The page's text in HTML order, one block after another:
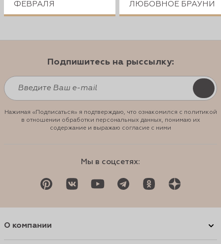
ФЕВРАЛЯ
ЛЮБОВНОЕ БРАУНИ
Подпишитесь на рыссылку:
Нажимая «Подписаться» я подтверждаю, что ознакомился с политикой
в отношении обработки персональных данных, понимаю их
содержание и выражаю согласие с ними
Мы в соцсетях:
О компании